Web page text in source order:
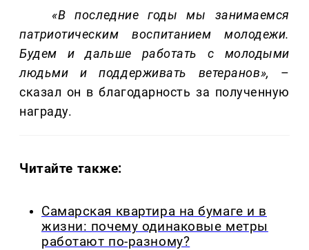
«В последние годы мы занимаемся
патриотическим воспитанием молодежи.
Будем и дальше работать с молодыми
людьми и поддерживать ветеранов»,
–
сказал он в благодарность за полученную
награду.
Читайте также:
Самарская квартира на бумаге и в
жизни: почему одинаковые метры
работают по-разному?